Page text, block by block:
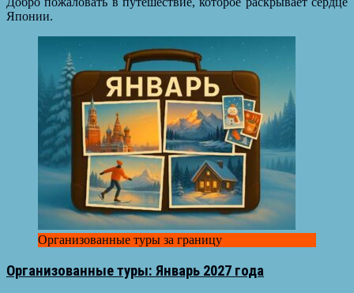
Японии.
Организованные туры за границу
Организованные туры: Январь 2027 года